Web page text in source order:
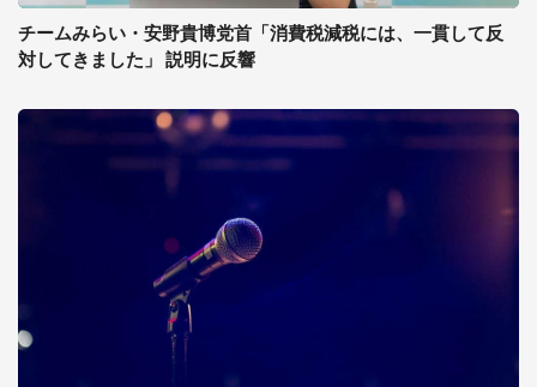
チームみらい・安野貴博党首「消費税減税には、一貫して反
対してきました」 説明に反響